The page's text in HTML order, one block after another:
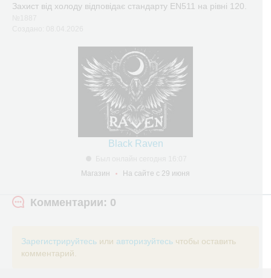
Захист від холоду відповідає стандарту EN511 на рівні 120.
Black Raven
Магазин
На сайте с 29 июня
Комментарии: 0
Зарегистрируйтесь или авторизуйтесь чтобы оставить
комментарий.